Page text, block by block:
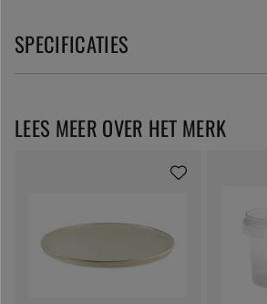
SPECIFICATIES
LEES MEER OVER HET MERK